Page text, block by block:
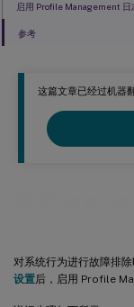
这篇文章已经过机器
对系统行为进行故障排除
设置后，启用 Profile
启用 Profile Management 日
参考